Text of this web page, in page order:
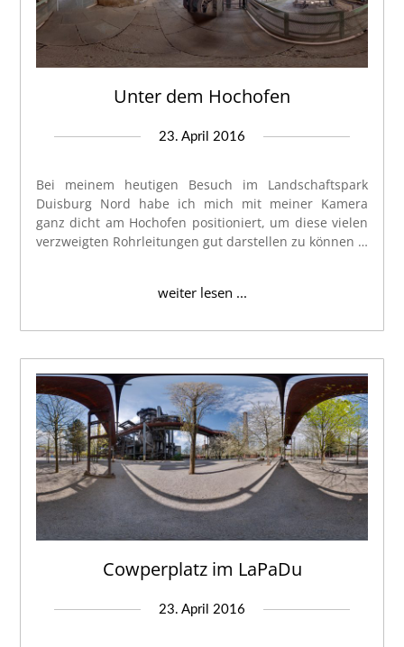
Unter dem Hochofen
23. April 2016
Bei meinem heutigen Besuch im Landschaftspark
Duisburg Nord habe ich mich mit meiner Kamera
ganz dicht am Hochofen positioniert, um diese vielen
verzweigten Rohrleitungen gut darstellen zu können …
weiter lesen ...
Cowperplatz im LaPaDu
23. April 2016